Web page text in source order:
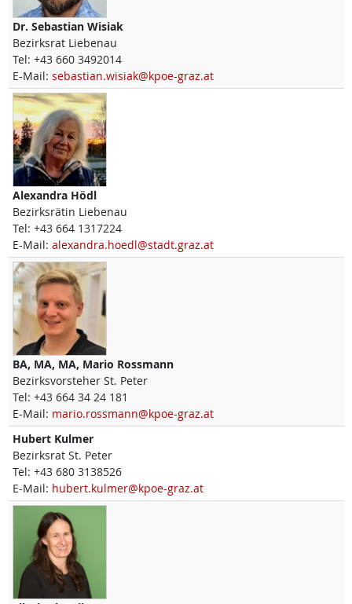
Dr. Sebastian Wisiak
Bezirksrat Liebenau
Tel: +43 660 3492014
E-Mail: sebastian.wisiak@kpoe-graz.at
Alexandra Hödl
Bezirksrätin Liebenau
Tel: +43 664 1317224
E-Mail: alexandra.hoedl@stadt.graz.at
BA, MA, MA, Mario Rossmann
Bezirksvorsteher St. Peter
Tel: +43 664 34 24 181
E-Mail: mario.rossmann@kpoe-graz.at
Hubert Kulmer
Bezirksrat St. Peter
Tel: +43 680 3138526
E-Mail: hubert.kulmer@kpoe-graz.at